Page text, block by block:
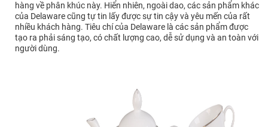
hàng về phân khúc này. Hiển nhiên, ngoài dao, các sản phẩm khác
của Delaware cũng tự tin lấy được sự tin cậy và yêu mến của rất
nhiều khách hàng. Tiêu chí của Delaware là các sản phẩm được
tạo ra phải sáng tạo, có chất lượng cao, dễ sử dụng và an toàn với
người dùng.